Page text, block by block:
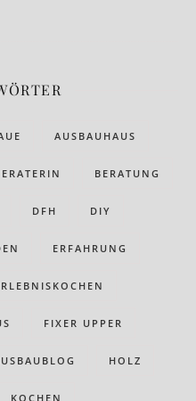
AUSBAUHAUS
BERATUNG
DFH DIY
ERFAHRUNG
FIXER UPPER
HOLZ
KOCHEN